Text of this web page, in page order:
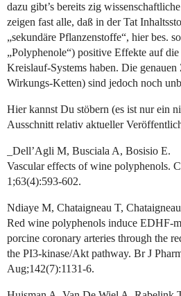
dazu gibt’s bereits zig
zeigen fast alle, daß in der Tat
„sekundäre Pflanzenstoffe“, hier bes.
„Polyphenole“) positive Effekte auf
Kreislauf-Systems haben. Die genauen
Wirkungs-Ketten) sind jedoch noch
Hier kannst Du stöbern (es ist nur ein
Ausschnitt relativ aktueller
_Dell’Agli M, Busciala A, Bosisio E.
Vascular effects of wine polyphenols.
1;63(4):593-602.
Ndiaye M, Chataigneau T,
Red wine polyphenols induce EDHF-
porcine coronary arteries through the
the PI3-kinase/Akt pathway. Br J
Aug;142(7):1131-6.